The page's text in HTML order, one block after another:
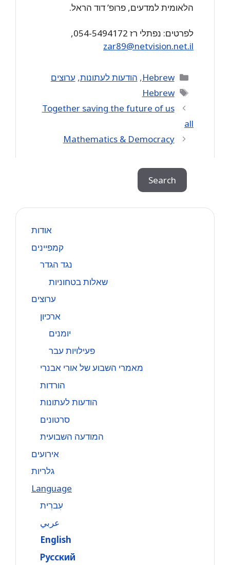
הלאומית למדעים, פרופ’ דוד הראל.
לפרטים: נפתלי רז 054-5494172,
zar89@netvision.net.il
Categories
Hebrew
, הודעות לעתונות, ערוצים
Tags
Hebrew
Together saving the future of us
all
Mathematics & Democracy
Search
אודות
קמפיינים
נגד הגדר
שאלות בטחוניות
ערוצים
ארכיון
יומנים
פעילויות עבר
מאמרי השבוע של אורי אבנרי
הורדות
הודעות לעתונות
סרטונים
המודעה השבועית
אירועים
גלריות
Language
עִברִית
عربي
English
Русский